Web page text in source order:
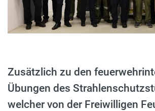
Zusätzlich zu den
Übungen des
welcher von der Freiwilligen